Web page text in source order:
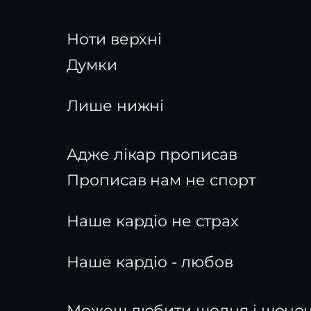
Ноти верхні
Думки
Лише нижні
Адже лікар прописав
Прописав нам не спорт
Наше кардіо не страх
Наше кардіо - любов